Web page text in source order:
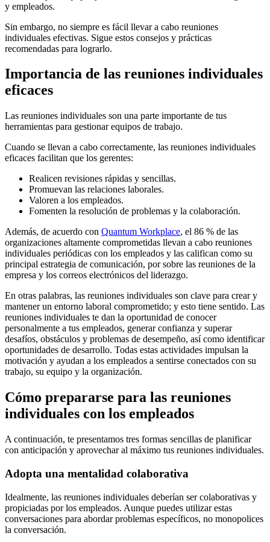
y empleados.
Sin embargo, no siempre es fácil llevar a cabo reuniones
individuales efectivas. Sigue estos consejos y prácticas
recomendadas para lograrlo.
Importancia de las reuniones individuales
eficaces
Las reuniones individuales son una parte importante de tus
herramientas para gestionar equipos de trabajo.
Cuando se llevan a cabo correctamente, las reuniones individuales
eficaces facilitan que los gerentes:
Realicen revisiones rápidas y sencillas.
Promuevan las relaciones laborales.
Valoren a los empleados.
Fomenten la resolución de problemas y la colaboración.
Además, de acuerdo con Quantum Workplace, el 86 % de las
organizaciones altamente comprometidas llevan a cabo reuniones
individuales periódicas con los empleados y las califican como su
principal estrategia de comunicación, por sobre las reuniones de la
empresa y los correos electrónicos del liderazgo.
En otras palabras, las reuniones individuales son clave para crear y
mantener un entorno laboral comprometido; y esto tiene sentido. Las
reuniones individuales te dan la oportunidad de conocer
personalmente a tus empleados, generar confianza y superar
desafíos, obstáculos y problemas de desempeño, así como identificar
oportunidades de desarrollo. Todas estas actividades impulsan la
motivación y ayudan a los empleados a sentirse conectados con su
trabajo, su equipo y la organización.
Cómo prepararse para las reuniones
individuales con los empleados
A continuación, te presentamos tres formas sencillas de planificar
con anticipación y aprovechar al máximo tus reuniones individuales.
Adopta una mentalidad colaborativa
Idealmente, las reuniones individuales deberían ser colaborativas y
propiciadas por los empleados. Aunque puedes utilizar estas
conversaciones para abordar problemas específicos, no monopolices
la conversación.